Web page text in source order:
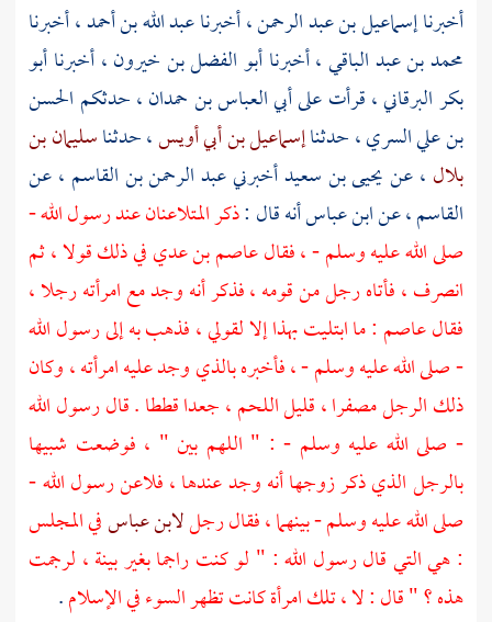
أخبرناإسماعيل بن عبد الرحمن، أخبرناعبد الله بن أحمد، أخبرنا
محمد بن عبد الباقي، أخبرناأبو الفضل بن خيرون، أخبرناأبو
بكر البرقاني، قرأت علىأبي العباس بن حمدان، حدثكم الحسن
بن علي السري، حدثناإسماعيل بن أبي أويس، حدثناسليمان بن
بلال ، عنيحيى بن سعيدأخبرنيعبد الرحمن بن القاسم ، عن
القاسم، عنابن عباسأنه قال :ذكر المتلاعنان عند رسول الله -
صلى الله عليه وسلم - ، فقالعاصم بن عديفي ذلك قولا ، ثم
انصرف ، فأتاه رجل من قومه ، فذكر أنه وجد مع امرأته رجلا ،
فقالعاصم : ما ابتليت بهذا إلا لقولي ، فذهب به إلى رسول الله
- صلى الله عليه وسلم - ، فأخبره بالذي وجد عليه امرأته ، وكان
ذلك الرجل مصفرا ، قليل اللحم ، جعدا قططا . قال رسول الله
- صلى الله عليه وسلم - : " اللهم بين " ، فوضعت شبيها
بالرجل الذي ذكر زوجها أنه وجد عندها ، فلاعن رسول الله -
صلى الله عليه وسلم - بينهما ، فقال رجللابن عباسفي المجلس
: هي التي قال رسول الله : " لو كنت راجما بغير بينة ، لرجمت
هذه ؟ " قال : لا ، تلك امرأة كانت تظهر السوء في الإسلام.